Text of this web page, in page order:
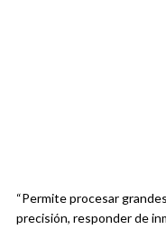
“Permite procesar
precisión, responder de